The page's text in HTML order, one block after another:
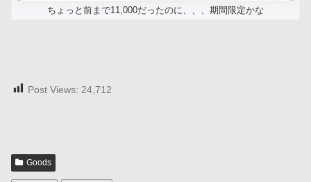
ちょっと前まで11,000だったのに、、、期間限定かな
Post Views: 24,712
Goods